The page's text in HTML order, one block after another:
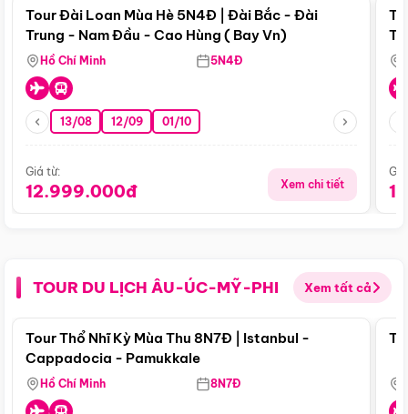
Tour Đài Loan Mùa Hè 5N4Đ | Đài Bắc - Đài
Trung - Nam Đầu - Cao Hùng ( Bay Vn)
Hồ Chí Minh 5N4Đ
13/08 12/09 01/10
Giá từ:
12.999.000đ Xem chi tiết
TOUR DU LỊCH ÂU-ÚC-MỸ-PHI Xem tất cả
Điểm nổi bật
Tour Thổ Nhĩ Kỳ Mùa Thu 8N7Đ | Istanbul -
Cappadocia - Pamukkale
Hồ Chí Minh 8N7Đ